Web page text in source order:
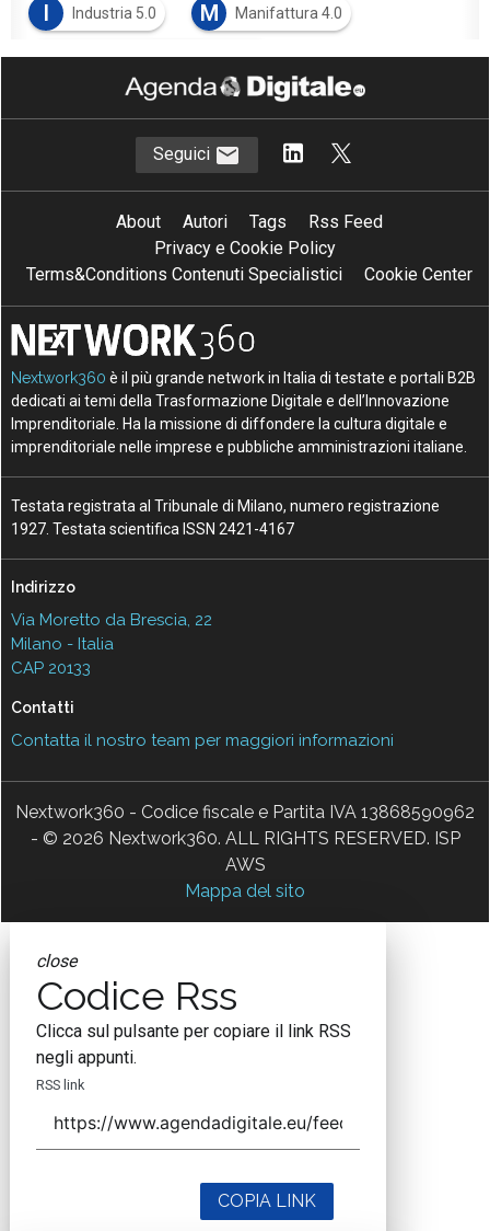
I Industria 5.0 M Manifattura 4.0
M Manufatturiero/Produzione
Seguici
About Autori Tags
Rss Feed
Privacy e Cookie Policy
Terms&Conditions Contenuti Specialistici
Cookie Center
Nextwork360 è il più grande network in Italia di testate e portali B2B
dedicati ai temi della Trasformazione Digitale e dell’Innovazione
Imprenditoriale. Ha la missione di diffondere la cultura digitale e
imprenditoriale nelle imprese e pubbliche amministrazioni italiane.
Testata registrata al Tribunale di Milano, numero registrazione
1927. Testata scientifica ISSN 2421-4167
Indirizzo
Via Moretto da Brescia, 22
Milano - Italia
CAP 20133
Contatti
Contatta il nostro team per maggiori informazioni
Nextwork360 - Codice fiscale e Partita IVA 13868590962
- © 2026 Nextwork360. ALL RIGHTS RESERVED. ISP
AWS
Mappa del sito
close
Codice Rss
Clicca sul pulsante per copiare il link RSS
negli appunti.
RSS link
COPIA LINK